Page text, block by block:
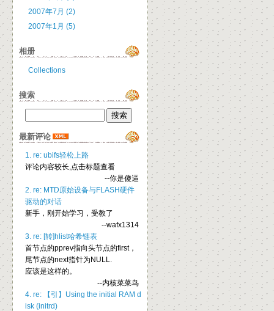
2007年7月 (2)
2007年1月 (5)
相册
Collections
搜索
最新评论
1. re: ubifs轻松上路
评论内容较长,点击标题查看
--你是傻逼
2. re: MTD原始设备与FLASH硬件
驱动的对话
新手，刚开始学习，受教了
--wafx1314
3. re: [转]hlist哈希链表
首节点的pprev指向头节点的first，
尾节点的next指针为NULL.
应该是这样的。
--内核菜菜鸟
4. re: 【引】Using the initial RAM d
isk (initrd)